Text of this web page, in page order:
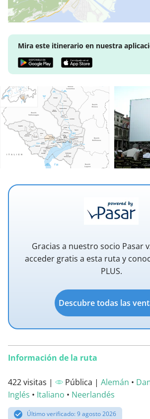
Mira este itinerario en nuestra
Gracias a nuestro socio Pasar
acceder gratis a esta ruta y
PLUS.
Descubre todas las
Información de la ruta
422 visitas | Pública | Alemán •
Inglés • Italiano • Neerlandés
Último verificado: 9 agosto 2026